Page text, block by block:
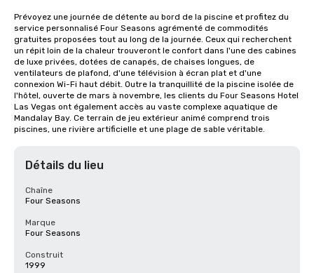
Prévoyez une journée de détente au bord de la piscine et profitez du
service personnalisé Four Seasons agrémenté de commodités
gratuites proposées tout au long de la journée. Ceux qui recherchent
un répit loin de la chaleur trouveront le confort dans l'une des cabines
de luxe privées, dotées de canapés, de chaises longues, de
ventilateurs de plafond, d'une télévision à écran plat et d'une
connexion Wi-Fi haut débit. Outre la tranquillité de la piscine isolée de
l'hôtel, ouverte de mars à novembre, les clients du Four Seasons Hotel
Las Vegas ont également accès au vaste complexe aquatique de
Mandalay Bay. Ce terrain de jeu extérieur animé comprend trois
piscines, une rivière artificielle et une plage de sable véritable.
Détails du lieu
Chaîne
Four Seasons
Marque
Four Seasons
Construit
1999